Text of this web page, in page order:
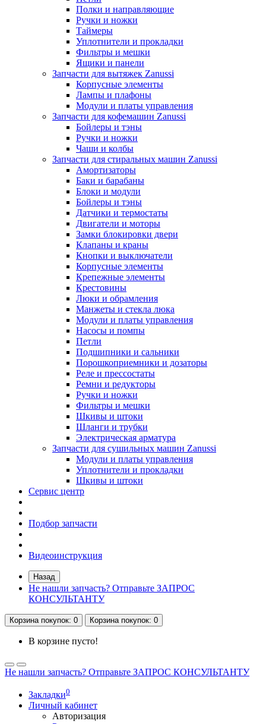
Полки и направляющие
Ручки и ножки
Таймеры
Уплотнители и прокладки
Фильтры и мешки
Ящики и панели
Запчасти для вытяжек Zanussi
Корпусные элементы
Лампы и плафоны
Модули и платы управления
Запчасти для кофемашин Zanussi
Бойлеры и тэны
Ручки и ножки
Чаши и колбы
Запчасти для стиральных машин Zanussi
Амортизаторы
Баки и барабаны
Блоки и модули
Бойлеры и тэны
Датчики и термостаты
Двигатели и моторы
Замки блокировки двери
Клапаны и краны
Кнопки и выключатели
Корпусные элементы
Крепежные элементы
Крестовины
Люки и обрамления
Манжеты и стекла люка
Модули и платы управления
Насосы и помпы
Петли
Подшипники и сальники
Порошкоприемники и дозаторы
Реле и прессостаты
Ремни и редукторы
Ручки и ножки
Фильтры и мешки
Шкивы и штоки
Шланги и трубки
Электрическая арматура
Запчасти для сушильных машин Zanussi
Модули и платы управления
Уплотнители и прокладки
Шкивы и штоки
Сервис центр
Подбор запчасти
Видеоинструкция
Назад
Не нашли запчасть? Отправьте ЗАПРОС
КОНСУЛЬТАНТУ
Корзинапокупок: 0 Корзинапокупок: 0
В корзине пусто!
Не нашли запчасть? Отправьте ЗАПРОС КОНСУЛЬТАНТУ
Закладки0
Личный кабинет
Авторизация